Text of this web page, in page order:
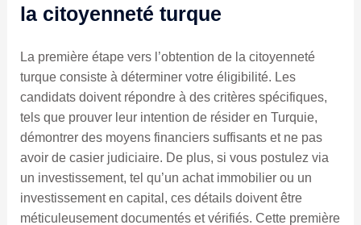
la citoyenneté turque
La première étape vers l’obtention de la citoyenneté
turque consiste à déterminer votre éligibilité. Les
candidats doivent répondre à des critères spécifiques,
tels que prouver leur intention de résider en Turquie,
démontrer des moyens financiers suffisants et ne pas
avoir de casier judiciaire. De plus, si vous postulez via
un investissement, tel qu’un achat immobilier ou un
investissement en capital, ces détails doivent être
méticuleusement documentés et vérifiés. Cette première